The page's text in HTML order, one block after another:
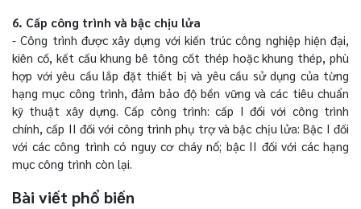
6. Cấp công trình và bậc chịu lửa
- Công trình được xây dựng với kiến trúc công nghiệp hiện đại,
kiên cố, kết cấu khung bê tông cốt thép hoặc khung thép, phù
hợp với yêu cầu lắp đặt thiết bị và yêu cầu sử dụng của từng
hạng mục công trình, đảm bảo độ bền vững và các tiêu chuẩn
kỹ thuật xây dựng. Cấp công trình: cấp I đối với công trình
chính, cấp II đối với công trình phụ trợ và bậc chịu lửa: Bậc I đối
với các công trình có nguy cơ cháy nổ; bậc II đối với các hạng
mục công trình còn lại.
Bài viết phổ biến